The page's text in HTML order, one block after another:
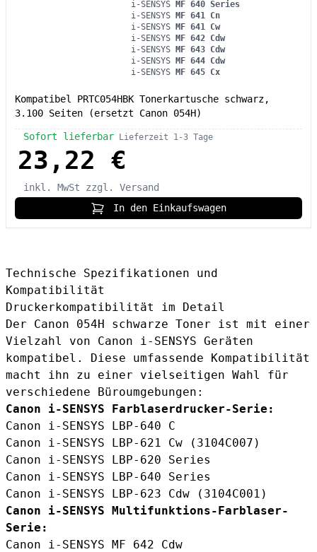
i-SENSYS MF 640 Series
i-SENSYS MF 641 Cn
i-SENSYS MF 641 Cw
i-SENSYS MF 642 Cdw
i-SENSYS MF 643 Cdw
i-SENSYS MF 644 Cdw
i-SENSYS MF 645 Cx
Kompatibel PRTC054HBK Tonerkartusche schwarz,
3.100 Seiten (ersetzt Canon 054H)
Sofort lieferbar Lieferzeit 1-3 Tage
23,22 €
inkl. MwSt
zzgl. Versand
In den Einkaufswagen
Technische Spezifikationen und
Kompatibilität
Druckerkompatibilität im Detail
Der Canon 054H schwarze Toner ist mit einer
Vielzahl von Canon i-SENSYS Geräten
kompatibel. Diese umfassende Kompatibilität
macht ihn zu einer vielseitigen Wahl für
verschiedene Büroumgebungen:
Canon i-SENSYS Farblaserdrucker-Serie:
Canon i-SENSYS LBP-640 C
Canon i-SENSYS LBP-621 Cw (3104C007)
Canon i-SENSYS LBP-620 Series
Canon i-SENSYS LBP-640 Series
Canon i-SENSYS LBP-623 Cdw (3104C001)
Canon i-SENSYS Multifunktions-Farblaser-
Serie:
Canon i-SENSYS MF 642 Cdw